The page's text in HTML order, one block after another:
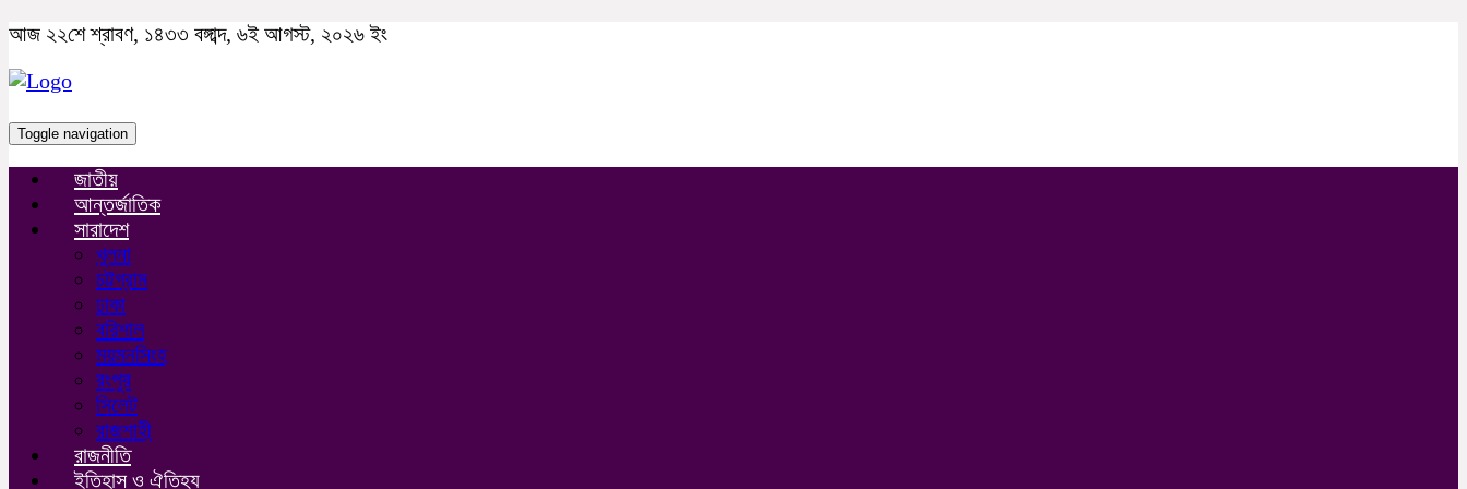
আজ ২২শে শ্রাবণ, ১৪৩৩ বঙ্গাব্দ, ৬ই আগস্ট, ২০২৬ ইং
Toggle navigation
জাতীয়
আন্তর্জাতিক
সারাদেশ
খুলনা
চট্টগ্রাম
ঢাকা
বরিশাল
ময়মনসিংহ
রংপুর
সিলেট
রাজশাহী
রাজনীতি
ইতিহাস ও ঐতিহ্য